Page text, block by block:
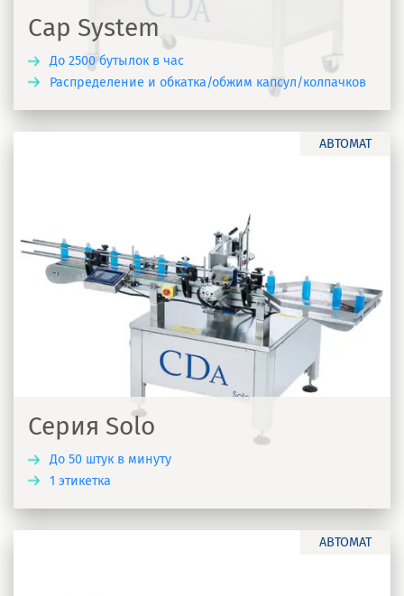
Cap System
До 2500 бутылок в час
Распределение и обкатка/обжим капсул/колпачков
АВТОМАТ
Серия Solo
До 50 штук в минуту
1 этикетка
АВТОМАТ